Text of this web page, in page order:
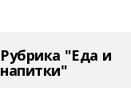
Рубрика "Еда и
напитки"